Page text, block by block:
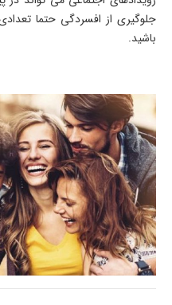
جلوگیری از افسردگی حتما
باشید.